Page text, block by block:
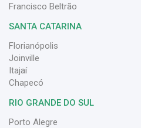
Francisco Beltrão
SANTA CATARINA
Florianópolis
Joinville
Itajaí
Chapecó
RIO GRANDE DO SUL
Porto Alegre